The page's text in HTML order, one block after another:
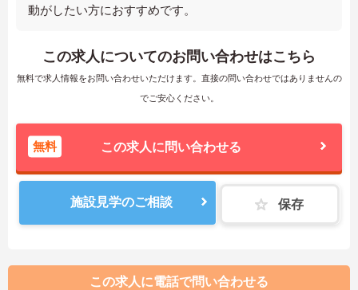
動がしたい方におすすめです。
この求人についてのお問い合わせはこちら
無料で求人情報をお問い合わせいただけます。直接の問い合わせではありませんの
でご安心ください。
無料 この求人に問い合わせる
施設見学のご相談 保存
この求人に電話で問い合わせる